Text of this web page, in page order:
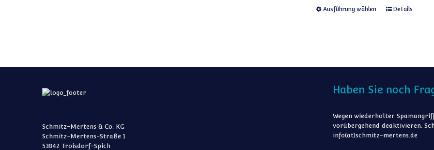
Ausführung wählen Dieses
Details
Schmitz-Mertens & Co. KG
Schmitz-Mertens-Straße 1
53842 Troisdorf-Spich
Haben Sie noch
Wegen wiederholter
vorübergehend deaktivieren.
info(at)schmitz-mertens.de